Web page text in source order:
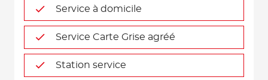
Service à domicile
Service Carte Grise agréé
Station service